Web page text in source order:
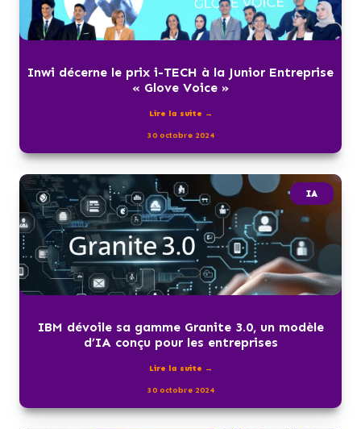
Inwi décerne le prix i-TECH à la Junior Entreprise
« Glove Voice »
Lire la suite →
30 octobre 2024
IA
IBM dévoile sa gamme Granite 3.0, un modèle
d’IA conçu pour les entreprises
Lire la suite →
30 octobre 2024